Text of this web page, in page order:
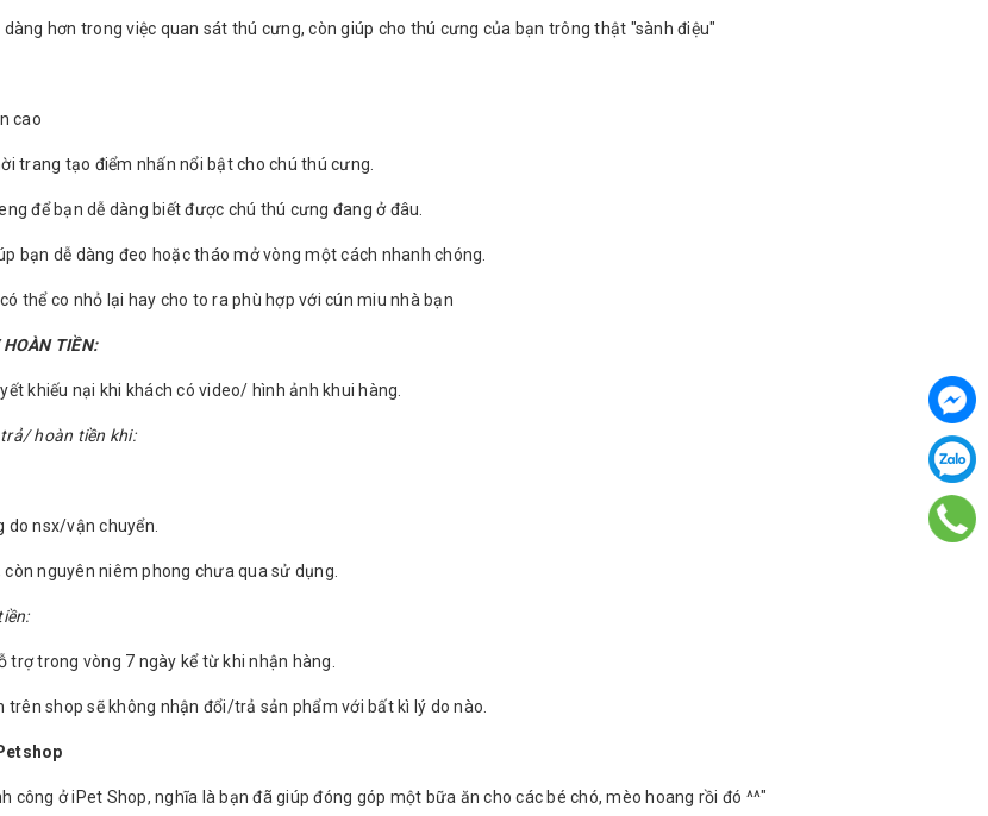
dàng hơn trong việc quan sát thú cưng, còn giúp cho thú cưng của bạn trông thật "sành điệu"
cao
trang tạo điểm nhấn nổi bật cho chú thú cưng.
để bạn dễ dàng biết được chú thú cưng đang ở đâu.
bạn dễ dàng đeo hoặc tháo mở vòng một cách nhanh chóng.
thể co nhỏ lại hay cho to ra phù hợp với cún miu nhà bạn
TIỀN:
khiếu nại khi khách có video/ hình ảnh khui hàng.
hoàn tiền khi:
do nsx/vận chuyển.
còn nguyên niêm phong chưa qua sử dụng.
trợ trong vòng 7 ngày kể từ khi nhận hàng.
trên shop sẽ không nhận đổi/trả sản phẩm với bất kì lý do nào.
công ở iPet Shop, nghĩa là bạn đã giúp đóng góp một bữa ăn cho các bé chó, mèo hoang rồi đó ^^"